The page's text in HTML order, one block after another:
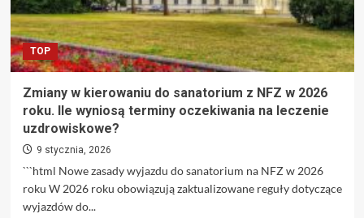
dlaczego
będzie
wcześniej
niż
w
latach
TOP
Zmiany w kierowaniu do sanatorium z NFZ w 2026
roku. Ile wyniosą terminy oczekiwania na leczenie
uzdrowiskowe?
9 stycznia, 2026
```html Nowe zasady wyjazdu do sanatorium na NFZ w 2026
roku W 2026 roku obowiązują zaktualizowane reguły dotyczące
wyjazdów do...